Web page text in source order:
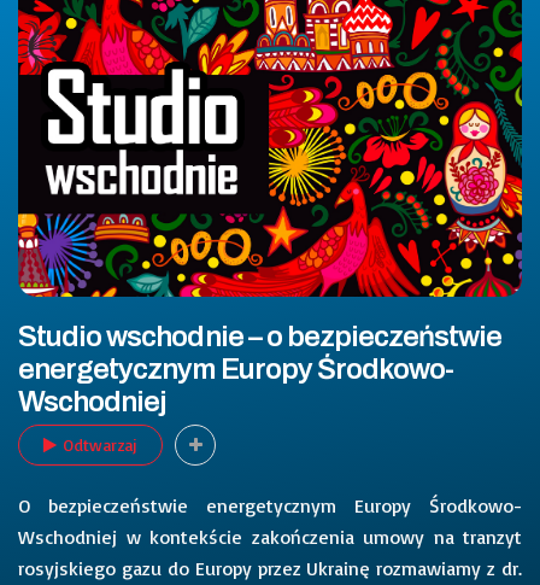
Studio wschodnie – o bezpieczeństwie
energetycznym Europy Środkowo-
Wschodniej
Odtwarzaj
O bezpieczeństwie energetycznym Europy Środkowo-
Wschodniej w kontekście zakończenia umowy na tranzyt
rosyjskiego gazu do Europy przez Ukrainę rozmawiamy z dr.